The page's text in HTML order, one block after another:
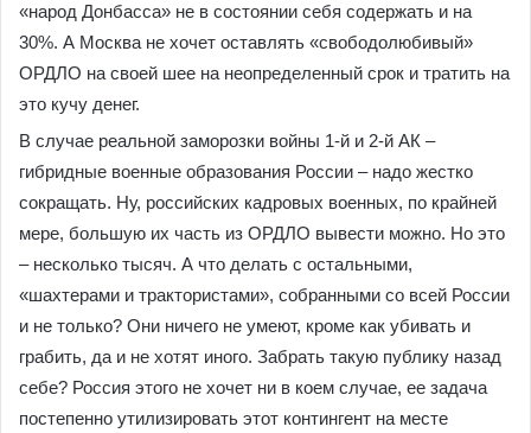
«народ Донбасса» не в состоянии себя содержать и на
30%. А Москва не хочет оставлять «свободолюбивый»
ОРДЛО на своей шее на неопределенный срок и тратить на
это кучу денег.
В случае реальной заморозки войны 1-й и 2-й АК –
гибридные военные образования России – надо жестко
сокращать. Ну, российских кадровых военных, по крайней
мере, большую их часть из ОРДЛО вывести можно. Но это
– несколько тысяч. А что делать с остальными,
«шахтерами и трактористами», собранными со всей России
и не только? Они ничего не умеют, кроме как убивать и
грабить, да и не хотят иного. Забрать такую ​​публику назад
себе? Россия этого не хочет ни в коем случае, ее задача
постепенно утилизировать этот контингент на месте